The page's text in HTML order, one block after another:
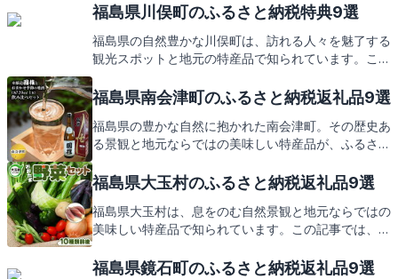
は、そんな下郷町の観光スポットや地元の味覚を紹介
みに！
福島県川俣町のふるさと納税特典9選
福島県の自然豊かな川俣町は、訪れる人々を魅了する
観光スポットと地元の特産品で知られています。この
じて手に入る心温まる返礼品についてご紹介します。
に。
福島県南会津町のふるさと納税返礼品9選
福島県の豊かな自然に抱かれた南会津町。その歴史あ
る景観と地元ならではの美味しい特産品が、ふるさと
そんな返礼品の数々をご紹介します。
福島県大玉村のふるさと納税返礼品9選
福島県大玉村は、息をのむ自然景観と地元ならではの
美味しい特産品で知られています。この記事では、大
い絶品グルメをご紹介します。さらに、ふるさと納税
福島県鏡石町のふるさと納税返礼品9選